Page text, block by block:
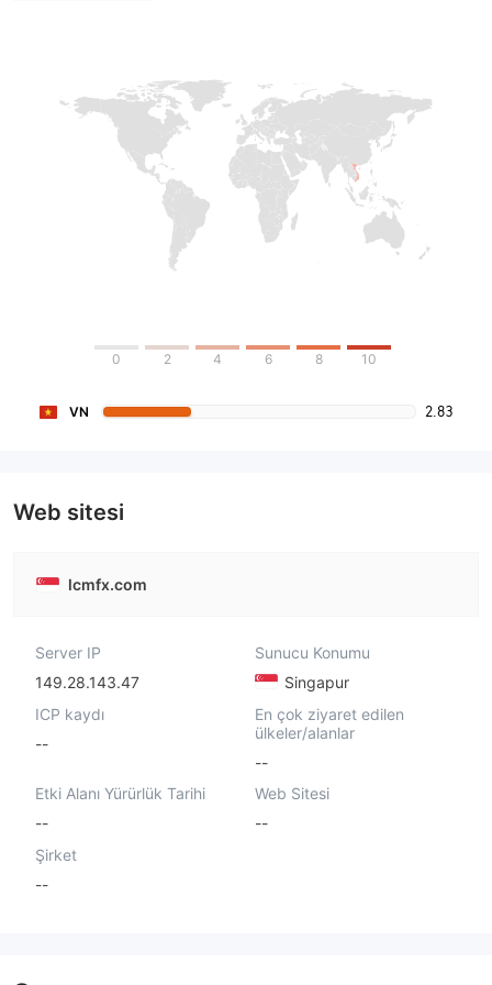
0 2 4 6 8 10
VN 2.83
Web sitesi
lcmfx.com
Server IP
149.28.143.47
Sunucu Konumu
Singapur
ICP kaydı
--
En çok ziyaret edilen
ülkeler/alanlar
--
Etki Alanı Yürürlük Tarihi
--
Web Sitesi
--
Şirket
--